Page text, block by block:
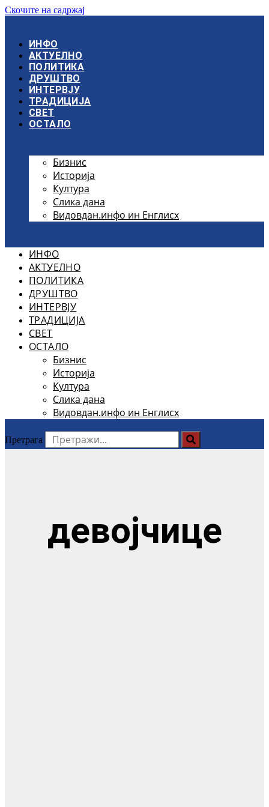
Скочите на садржај
ИНФО
АКТУЕЛНО
ПОЛИТИКА
ДРУШТВО
ИНТЕРВЈУ
ТРАДИЦИЈА
СВЕТ
ОСТАЛО
Бизнис
Историја
Култура
Слика дана
Видовдан.инфо ин Енглисх
ИНФО
АКТУЕЛНО
ПОЛИТИКА
ДРУШТВО
ИНТЕРВЈУ
ТРАДИЦИЈА
СВЕТ
ОСТАЛО
Бизнис
Историја
Култура
Слика дана
Видовдан.инфо ин Енглисх
Претрага
девојчице